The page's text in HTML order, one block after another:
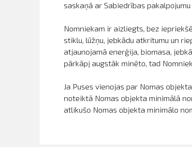
saskaņā ar Sabiedrības
Nomniekam ir aizliegts, bez
stiklu, lūžņu, jebkādu atkritumu un
atjaunojamā enerģija, biomasa,
pārkāpj augstāk minēto, tad
Ja Puses vienojas par Nomas
noteiktā Nomas objekta minimālā
atlikušo Nomas objekta minimālo